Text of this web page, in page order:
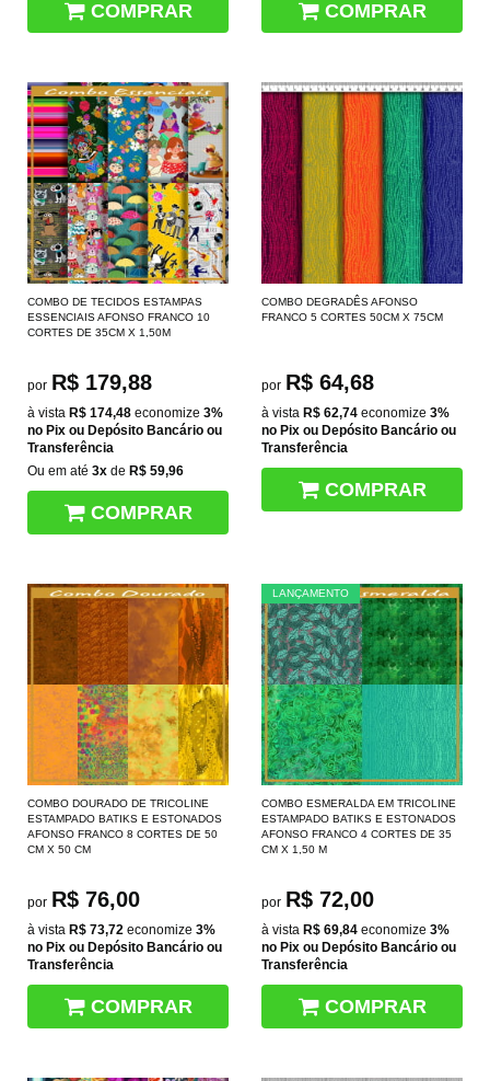
COMPRAR COMPRAR
COMBO DE TECIDOS ESTAMPAS
ESSENCIAIS AFONSO FRANCO 10
CORTES DE 35CM X 1,50M
por R$ 179,88
à vista R$ 174,48 economize 3%
no Pix ou Depósito Bancário ou
Transferência
Ou em até 3x de R$ 59,96
COMPRAR
COMBO DEGRADÊS AFONSO
FRANCO 5 CORTES 50CM X 75CM
por R$ 64,68
à vista R$ 62,74 economize 3%
no Pix ou Depósito Bancário ou
Transferência
COMPRAR
COMBO DOURADO DE TRICOLINE
ESTAMPADO BATIKS E ESTONADOS
AFONSO FRANCO 8 CORTES DE 50
CM X 50 CM
por R$ 76,00
à vista R$ 73,72 economize 3%
no Pix ou Depósito Bancário ou
Transferência
COMPRAR
LANÇAMENTO
COMBO ESMERALDA EM TRICOLINE
ESTAMPADO BATIKS E ESTONADOS
AFONSO FRANCO 4 CORTES DE 35
CM X 1,50 M
por R$ 72,00
à vista R$ 69,84 economize 3%
no Pix ou Depósito Bancário ou
Transferência
COMPRAR